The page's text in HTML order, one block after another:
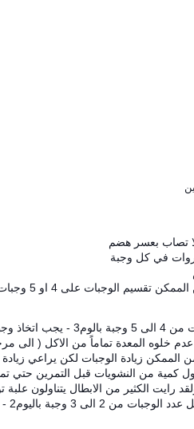
لا تصاب بعسر هضم
في كل وجبة
الوجبات على 4 او 5 وجبات .
3 - يجب اتخاذ وجبة غنية قبل التمرين بنصف ساعة
الممكن زيادة الوجبات لكن يراعي
كمية من النشويات قبل التمرين حتي
رايت الكثير من الابطال يتناولون
2 - عدم اتباع الرجيم القاسي بسبب مضاعفاته